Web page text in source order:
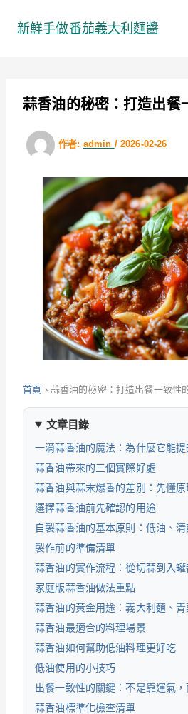
新鮮手做番茄義大利麵醬
蒜香油的秘密：打造出餐
作者: admin / 2026-02-26
首頁 › 蒜香油的秘密：打造出餐一致性
文章目錄
一滴蒜香油的魔法：為什麼它能
蒜香油帶來的三個實際好處
蒜香油與蒜末爆香的差別：先懂
選擇蒜香油前先確認的用途
自製蒜香油的基本原則：低油、
製作前的準備清單
蒜香油的實作流程：從切蒜到入
家庭版蒜香油做法重點
蒜香油的黃金用途：義大利麵、
蒜香油最適合的料理場景
蒜香油如何幫助低油料理更好吃
低油使用的小技巧
出餐一致性的關鍵：不是靠運氣
蒜香油標準化檢查清單